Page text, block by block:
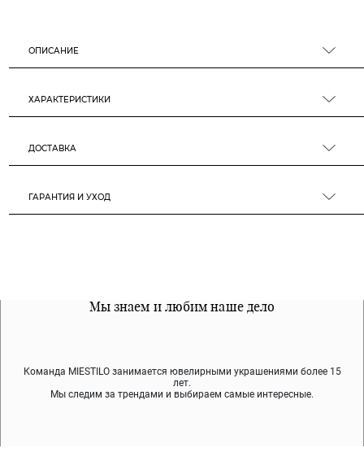
ОПИСАНИЕ
ХАРАКТЕРИСТИКИ
ДОСТАВКА
ГАРАНТИЯ И УХОД
Мы знаем и любим наше дело
Команда MIESTILO занимается ювелирными украшениями более 15
лет.
Мы следим за трендами и выбираем самые интересные.
Все наши материалы гипоалергенны
Мы используем покрытие (родий, ювелирный сплав), которое не
содержит никеля и свинца — это исключает аллергию.
Примерка перед покупкой
Во время доставки спокойно примеряйте украшения, выбирайте те,
что вам нравятся, остальные заберёт курьер.